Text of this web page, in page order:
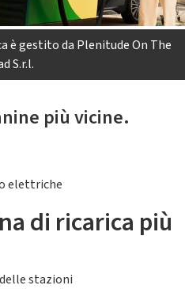
gestito da Plenitude On The
S.r.l.
più vicine.
elettriche
di ricarica più
stazioni